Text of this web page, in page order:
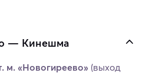
— Кинешма
м. «Новогиреево» (выход